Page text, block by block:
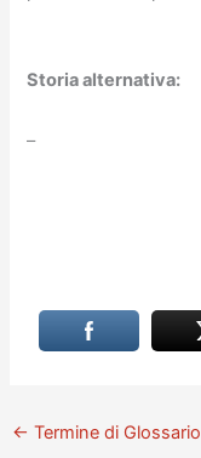
Storia alternativa:
–
← Termine di Glossario